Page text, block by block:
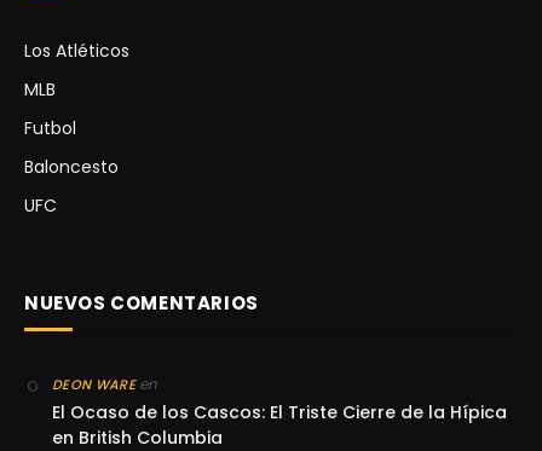
Los Atléticos
MLB
Futbol
Baloncesto
UFC
NUEVOS COMENTARIOS
DEON WAREen
El Ocaso de los Cascos: El Triste Cierre de la Hípica
en British Columbia